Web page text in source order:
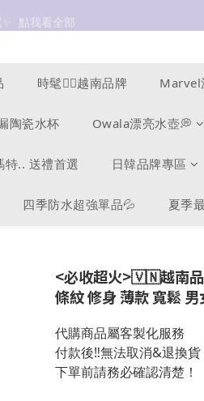
$299🧊🧊
✨  點我看全部
$299🧊🧊
時髦❤️‍🔥越南品牌 Marvel
陶瓷水杯 Owala漂亮水壺💭
特.. 送禮首選 日韓品牌專區
四季防水超強單品💦 夏季
<必收超火>🇻🇳越南
條紋 修身 薄款 寬鬆 男
代購商品屬客製化服務
付款後‼️無法取消&退換貨
下單前請務必確認清楚！